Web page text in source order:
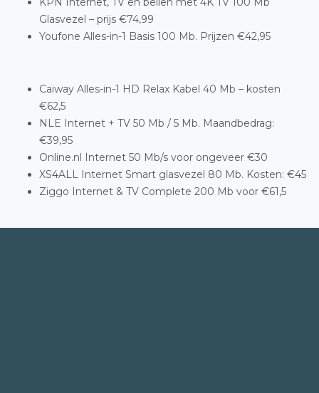
Glasvezel – prijs €74,99
Youfone Alles-in-1 Basis 100 Mb. Prijzen €42,95
Caiway Alles-in-1 HD Relax Kabel 40 Mb – kosten
€62,5
NLE Internet + TV 50 Mb / 5 Mb. Maandbedrag:
€39,95
Online.nl Internet 50 Mb/s voor ongeveer €30
XS4ALL Internet Smart glasvezel 80 Mb. Kosten: €45
Ziggo Internet & TV Complete 200 Mb voor €61,5